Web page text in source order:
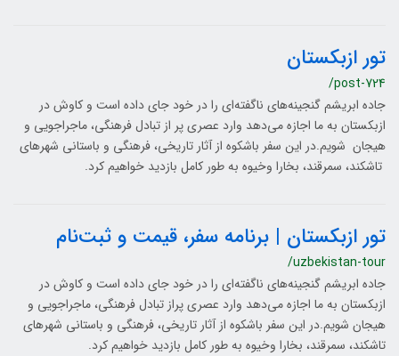
تور ازبکستان
/post-724
جاده ابریشم گنجینه‌های ناگفته‌ای را در خود جای داده است و کاوش در
ازبکستان به ما اجازه می‌دهد وارد عصری پر از تبادل فرهنگی، ماجراجویی و
هیجان شویم.در این سفر باشکوه از آثار تاریخی، فرهنگی و باستانی شهرهای
تاشکند، سمرقند، بخارا وخیوه به طور کامل بازدید خواهیم کرد.
تور ازبکستان | برنامه سفر، قیمت و ثبت‌نام
/uzbekistan-tour
جاده ابریشم گنجینه‌های ناگفته‌ای را در خود جای داده است و کاوش در
ازبکستان به ما اجازه می‌دهد وارد عصری پراز تبادل فرهنگی، ماجراجویی و
هیجان شویم.در این سفر باشکوه از آثار تاریخی، فرهنگی و باستانی شهرهای
تاشکند، سمرقند، بخارا وخیوه به طور کامل بازدید خواهیم کرد.